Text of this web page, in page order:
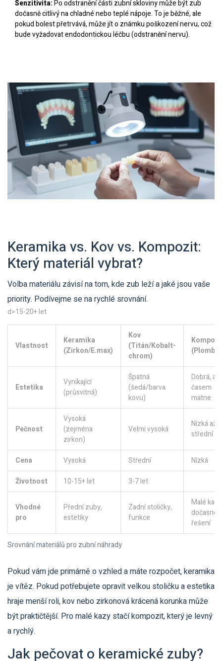
Senzitivita:Po odstranění části zubní skloviny může být zub
dočasně citlivý na chladné nebo teplé nápoje. To je běžné, ale
pokud bolest přetrvává, může jít o známku poškození nervu, což
bude vyžadovat endodontickou léčbu (odstranění nervu).
Keramika vs. Kov vs. Kompozit:
Který materiál vybrat?
Volba materiálu závisí na tom, kde zub leží a jaké jsou vaše
priority. Podívejme se na rychlé srovnání.
d>15-20+ let
Srovnání materiálů pro zubní náhrady
Vlastnost
Keramika
(Zirkon/E.max)
Kov
(Titán/Kobalt-
chrom)
(Plomba)
Estetika
Vynikající
(průsvitná)
Špatná
(šedá/barva
kovu)
Dobrá, ale
časem
matne
Pečnost
Vysoká
(zejména
zirkon)
Velmi vysoká
Nízká až
střední
Cena Vysoká Střední
Nízká
Životnost
10-15+ let 3-7 let
Vhodné
pro
Přední zuby,
estetiky
Zadní stoličky,
funkce
Malé
dočasné
řešení
Pokud vám jde primárně o vzhled a máte rozpočet, keramika
je vítěz. Pokud potřebujete opravit velkou stoličku a estetika
hraje menší roli, kov nebo zirkonová krácená korunka může
být praktičtější. Pro malé kazy stačí kompozit, který je levný
a rychlý.
Jak pečovat o keramické zuby?